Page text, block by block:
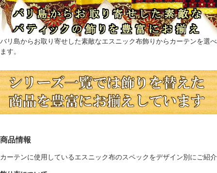
バリ島からお取り寄せした素敵なエスニック布飾りからカーテンを選べ
ます。
商品情報
カーテンに使用しているエスニック布のスペックをデザイン別にご紹介